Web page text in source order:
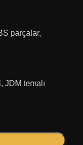
parçalar,
JDM temalı